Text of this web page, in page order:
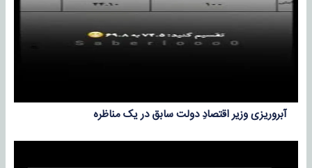
آبروریزی وزیر اقتصادِ دولت سابق در یک مناظره